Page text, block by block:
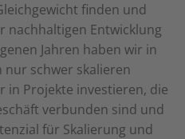
finden und
nachhaltigen Entwicklung
Jahren haben wir in
nur schwer skalieren
in Projekte investieren, die
verbunden sind und
für Skalierung und